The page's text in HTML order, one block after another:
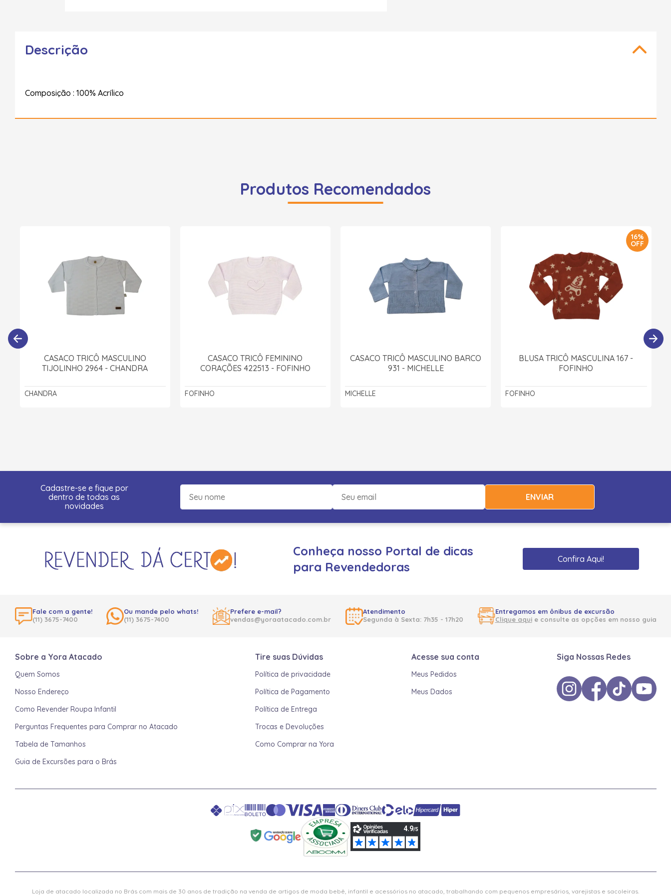
Descrição
Composição : 100% Acrílico
Produtos Recomendados
CASACO TRICÔ MASCULINO
TIJOLINHO 2964 - CHANDRA
CHANDRA
CASACO TRICÔ FEMININO
CORAÇÕES 422513 - FOFINHO
FOFINHO
CASACO TRICÔ MASCULINO BARCO
931 - MICHELLE
MICHELLE
16%
OFF
BLUSA TRICÔ MASCULINA 167 -
FOFINHO
FOFINHO
Cadastre-se e fique por
dentro de todas as
novidades
ENVIAR
Conheça nosso Portal de dicas
para Revendedoras
Confira Aqui!
Fale com a gente!
(11) 3675-7400
Ou mande pelo whats!
(11) 3675-7400
Prefere e-mail?
vendas@yoraatacado.com.br
Atendimento
Segunda à Sexta: 7h35 - 17h20
Entregamos em ônibus de excursão
Clique aquie consulte as opções em nosso guia
Sobre a Yora Atacado
Quem Somos
Nosso Endereço
Como Revender Roupa Infantil
Perguntas Frequentes para Comprar no Atacado
Tabela de Tamanhos
Guia de Excursões para o Brás
Tire suas Dúvidas
Política de privacidade
Política de Pagamento
Política de Entrega
Trocas e Devoluções
Como Comprar na Yora
Acesse sua conta
Meus Pedidos
Meus Dados
Siga Nossas Redes
Loja de atacado localizada no Brás com mais de 30 anos de tradição na venda de artigos de moda bebê, infantil e acessórios no atacado, trabalhando com pequenos empresários, varejistas e sacoleiras.